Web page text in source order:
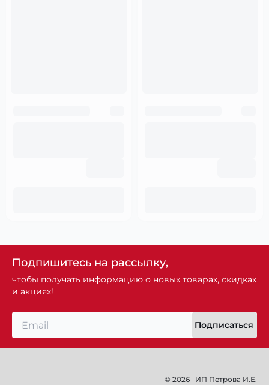
Подпишитесь на рассылку,
чтобы получать информацию о новых товарах, скидках
и акциях!
Подписаться
© 2026 ИП Петрова И.Е.